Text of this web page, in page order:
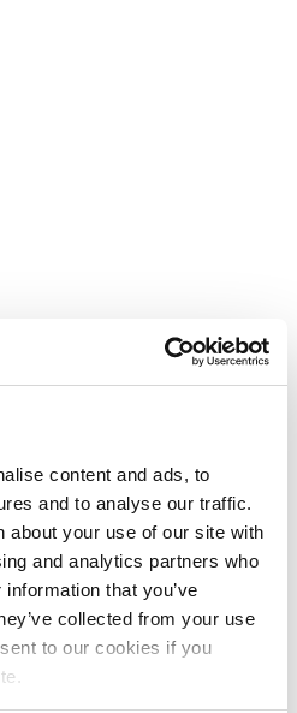
content and ads, to
and to analyse our traffic.
about your use of our site with
and analytics partners who
that you’ve
collected from your use
to our cookies if you